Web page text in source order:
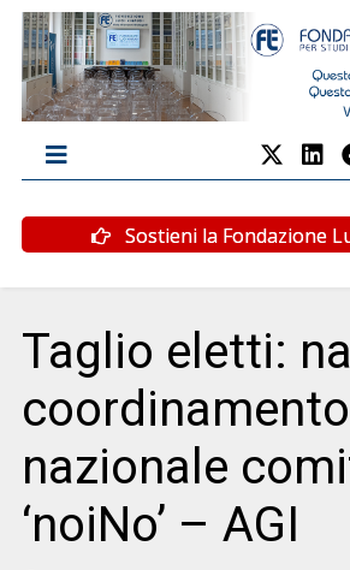
Sostieni la Fondazione
Taglio eletti:
coordinamento
nazionale
‘noiNo’ – AGI